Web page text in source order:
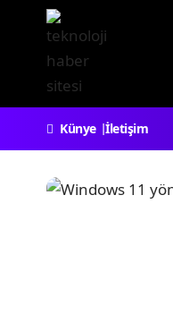
Künye İletişim